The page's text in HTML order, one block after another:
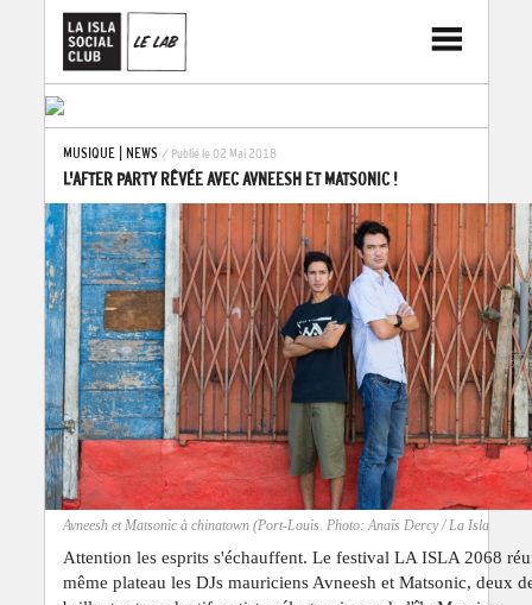
MUSIQUE| NEWS / Publié le 02 Mai 2018
L'AFTER PARTY RÊVÉE AVEC AVNEESH ET MATSONIC !
Avneesh et Matsonic à chinatown (Port-Louis. Photo: Anaïs Dercy / La Isla
Attention les esprits s'échauffent. Le festival LA ISLA 2068
même plateau les DJs mauriciens Avneesh et Matsonic, deux